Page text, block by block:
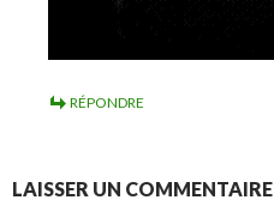
RÉPONDRE
LAISSER UN COMMENTAIRE